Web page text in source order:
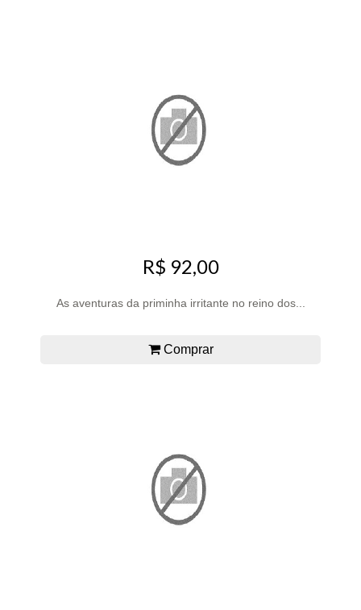
R$ 92,00
As aventuras da priminha irritante no reino dos...
Comprar